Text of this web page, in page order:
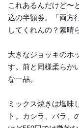
これあるんだけど〜
込の半額券。「両方
してくれんの？素晴
大きなジョッキのホ
す。前と同様柔らか
な一品。
ミックス焼きは塩味
ト。カシラ、バラ、